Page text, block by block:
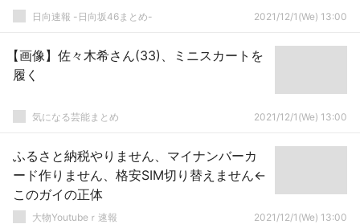
日向速報 -日向坂46まとめ- 2021/12/1(We) 13:00
【画像】佐々木希さん(33)、ミニスカートを
履く
気になる芸能まとめ 2021/12/1(We) 13:00
ふるさと納税やりません、マイナンバーカ
ード作りません、格安SIM切り替えません←
このガイの正体
大物Youtubeｒ速報 2021/12/1(We) 13:00